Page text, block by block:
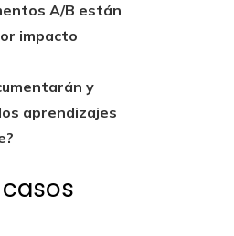
A/B están
impacto
y
aprendizajes